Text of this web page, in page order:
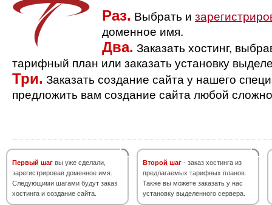
Раз. Выбрать и
доменное имя.
Два. Заказать хостинг,
тарифный план или заказать установку
Три. Заказать создание сайта у нашего
предложить вам создание сайта любой
Первый шаг вы уже сделали,
зарегистрировав доменное имя.
Следующими шагами будут заказ
хостинга и создание сайта.
Второй шаг - заказ хостинга из
предлагаемых тарифных планов.
Также вы можете заказать у нас
установку выделенного сервера.